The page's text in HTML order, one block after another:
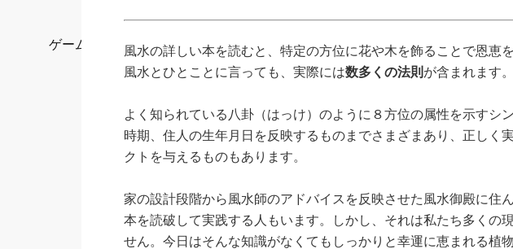
ゲーム
風水の詳しい本を読むと、特定の方位に花や木を飾ることで恩恵
風水とひとことに言っても、実際には数多くの法則 が含まれます。
よく知られている八卦（はっけ）のように８方位の属性を示すシ
時期、住人の生年月日を反映するものまでさまざまあり、正しく
クトを与えるものもあります。
家の設計段階から風水師のアドバイスを反映させた風水御殿に住
本を読破して実践する人もいます。しかし、それは私たち多くの
せん。今日はそんな知識がなくてもしっかりと幸運に恵まれる植